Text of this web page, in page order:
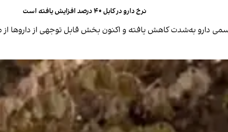
نرخ دارو در کابل ۴۰ درصد افزایش یافته است
دارو به‌شدت کاهش یافته و اکنون بخش قابل توجهی از داروها از